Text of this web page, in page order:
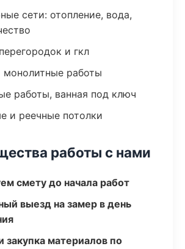
сети: отопление, вода,
и гкл
монолитные работы
работы, ванная под ключ
и реечные потолки
работы с нами
смету до начала работ
выезд на замер в день
закупка материалов по